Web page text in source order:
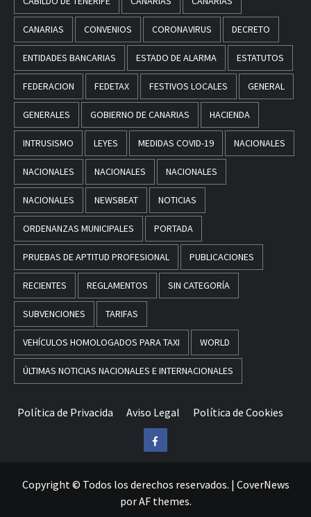
CANARIAS CONVENIOS CORONAVIRUS DECRETO
ENTIDADES BANCARIAS ESTADO DE ALARMA ESTATUTOS
FEDERACION FEDETAX FESTIVOS LOCALES GENERAL
GENERALES GOBIERNO DE CANARIAS HACIENDA
INTRUSISMO LEYES MEDIDAS COVID-19 NACIONALES
NACIONALES NACIONALES NACIONALES
NACIONALES NEWSBEAT NOTICIAS
ORDENANZAS MUNICIPALES PORTADA
PRUEBAS DE APTITUD PROFESIONAL PUBLICACIONES
RECIENTES REGLAMENTOS SIN CATEGORÍA
SUBVENCIONES TARIFAS
VEHÍCULOS HOMOLOGADOS PARA TAXI WORLD
ÚLTIMAS NOTICIAS NACIONALES E INTERNACIONALES
Política de Privacida Aviso Legal Política de Cookies
Facebook
Copyright © Todos los derechos reservados. | CoverNews
por AF themes.